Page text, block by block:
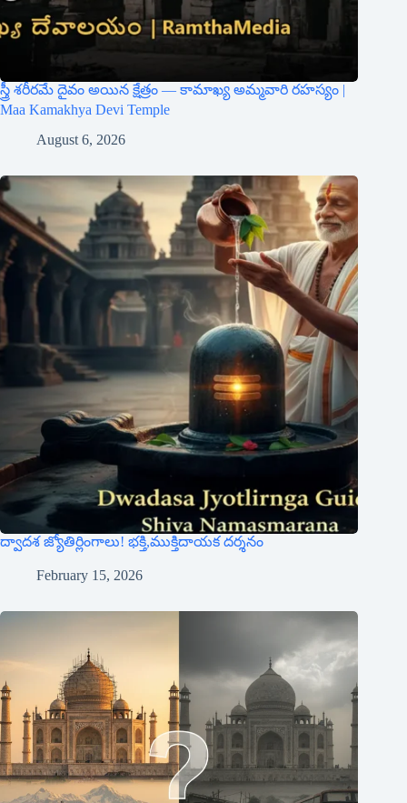
స్త్రీ శరీరమే దైవం అయిన క్షేత్రం — కామాఖ్య అమ్మవారి రహస్యం |
Maa Kamakhya Devi Temple
August 6, 2026
ద్వాదశ జ్యోతిర్లింగాలు! భక్తి,ముక్తిదాయక దర్శనం
February 15, 2026